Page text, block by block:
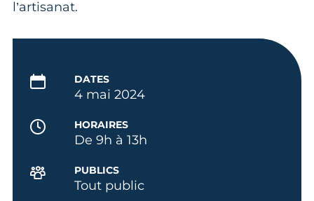
l’artisanat.
DATES
4 mai 2024
HORAIRES
De 9h à 13h
PUBLICS
Tout public